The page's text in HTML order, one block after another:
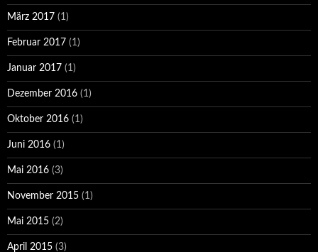
März 2017 (1)
Februar 2017 (1)
Januar 2017 (1)
Dezember 2016 (1)
Oktober 2016 (1)
Juni 2016 (1)
Mai 2016 (3)
November 2015 (1)
Mai 2015 (2)
April 2015 (3)